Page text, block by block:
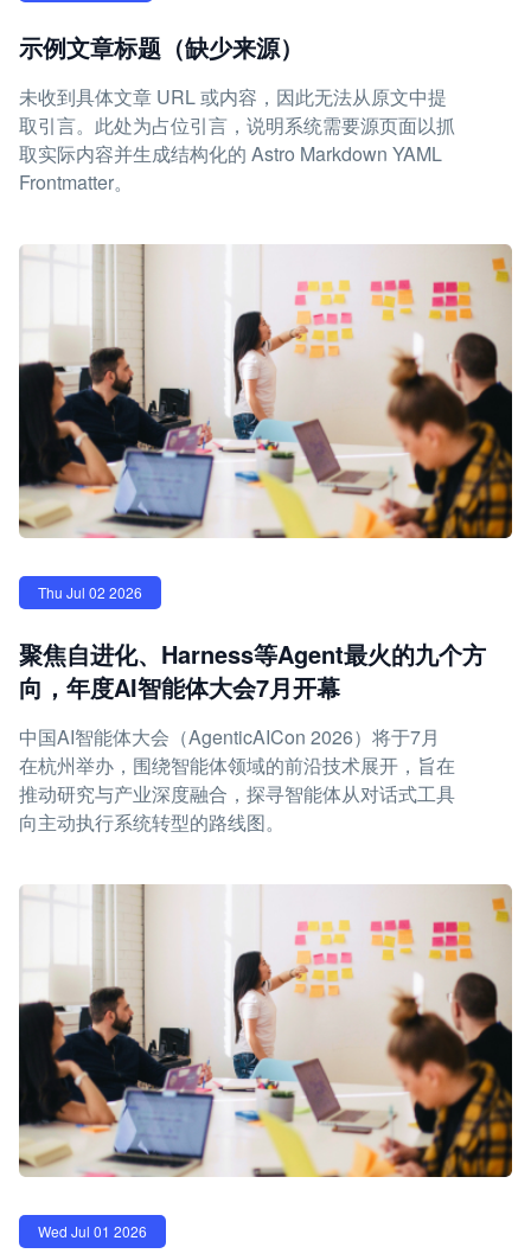
示例文章标题（缺少来源）
未收到具体文章 URL 或内容，因此无法从原文中提
取引言。此处为占位引言，说明系统需要源页面以抓
取实际内容并生成结构化的 Astro Markdown YAML
Frontmatter。
Thu Jul 02 2026
聚焦自进化、Harness等Agent最火的九个方
向，年度AI智能体大会7月开幕
中国AI智能体大会（AgenticAICon 2026）将于7月
在杭州举办，围绕智能体领域的前沿技术展开，旨在
推动研究与产业深度融合，探寻智能体从对话式工具
向主动执行系统转型的路线图。
Wed Jul 01 2026